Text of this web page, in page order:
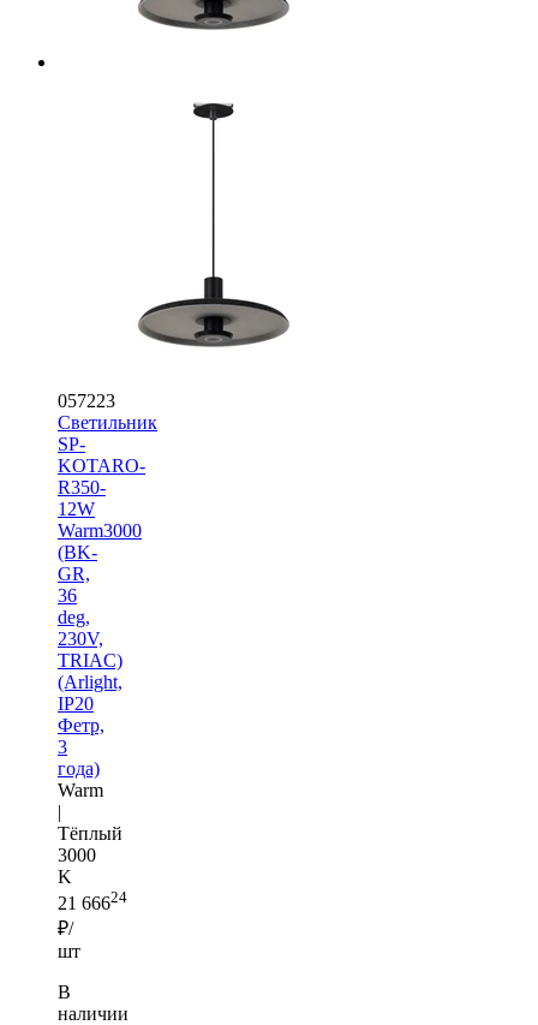
057223
Светильник
SP-
KOTARO-
R350-
12W
Warm3000
(BK-
GR,
36
deg,
230V,
TRIAC)
(Arlight,
IP20
Фетр,
3
года)
Warm
|
Тёплый
3000
K
21 66624
₽/
шт
В
наличии